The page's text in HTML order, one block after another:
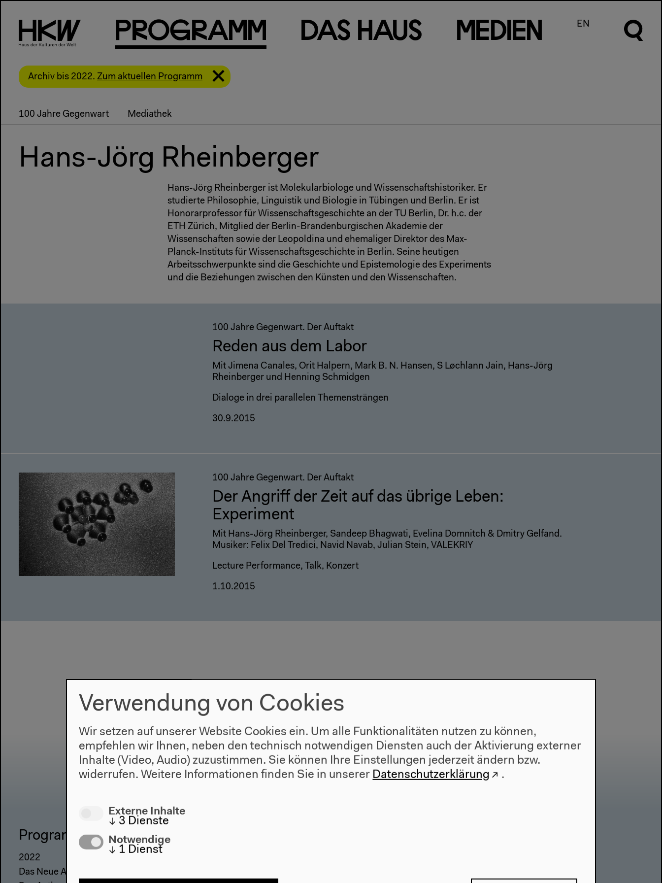
PRog Ram m Das Haus m e d en EN
Archiv bis 2022. Zum aktuellen Programm
100 Jahre Gegenwart Mediathek
Hans-Jörg Rheinberger
Hans-Jörg Rheinberger ist Molekularbiologe und Wissenschaftshistoriker. Er
studierte Philosophie, Linguistik und Biologie in Tübingen und Berlin. Er ist
Honorarprofessor für Wissenschaftsgeschichte an der TU Berlin, Dr. h.c. der
ETH Zürich, Mitglied der Berlin-Brandenburgischen Akademie der
Wissenschaften sowie der Leopoldina und ehemaliger Direktor des Max-
Planck-Instituts für Wissenschaftsgeschichte in Berlin. Seine heutigen
Arbeitsschwerpunkte sind die Geschichte und Epistemologie des Experiments
und die Beziehungen zwischen den Künsten und den Wissenschaften.
100 Jahre Gegenwart. Der Auftakt
Reden aus dem Labor
Mit Jimena Canales, Orit Halpern, Mark B. N. Hansen, S Løchlann Jain, Hans-Jörg
Rheinberger und Henning Schmidgen
Dialoge in drei parallelen Themensträngen
30.9.2015
100 Jahre Gegenwart. Der Auftakt
Der Angriff der Zeit auf das übrige Leben:
Experiment
Mit Hans-Jörg Rheinberger, Sandeep Bhagwati, Evelina Domnitch & Dmitry Gelfand.
Musiker: Felix Del Tredici, Navid Navab, Julian Stein, VALEKRIY
Lecture Performance, Talk, Konzert
1.10.2015
Programm
2022
Das Neue Alphabet
Verwendung von Cookies
Wir setzen auf unserer Website Cookies ein. Um alle Funktionalitäten nutzen zu können,
empfehlen wir Ihnen, neben den technisch notwendigen Diensten auch der Aktivierung externer
Inhalte (Video, Audio) zuzustimmen. Sie können Ihre Einstellungen jederzeit ändern bzw.
widerrufen. Weitere Informationen finden Sie in unserer Datenschutzerklärung .
Externe Inhalte
↓ 3 Dienste
Notwendige
↓ 1 Dienst